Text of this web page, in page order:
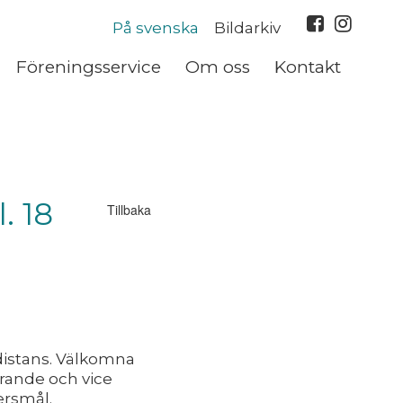
På svenska Bildarkiv
Föreningsservice Om oss Kontakt
Tillbaka
18
Välkomna
och vice